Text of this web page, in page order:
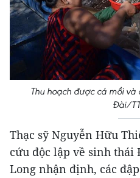
Thu hoạch được cá mồi
Đài/
Thạc sỹ Nguyễn Hữu
cứu độc lập về sinh thái
Long nhận định, các